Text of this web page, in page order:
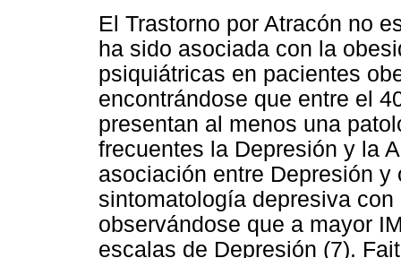
El Trastorno por Atracón no
ha sido asociada con la
psiquiátricas en pacientes
encontrándose que entre el
presentan al menos una
frecuentes la Depresión y la
asociación entre Depresión
sintomatología depresiva
observándose que a mayor
escalas de Depresión (7).